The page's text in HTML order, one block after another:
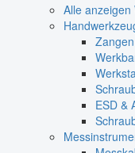
Alle
ESD &